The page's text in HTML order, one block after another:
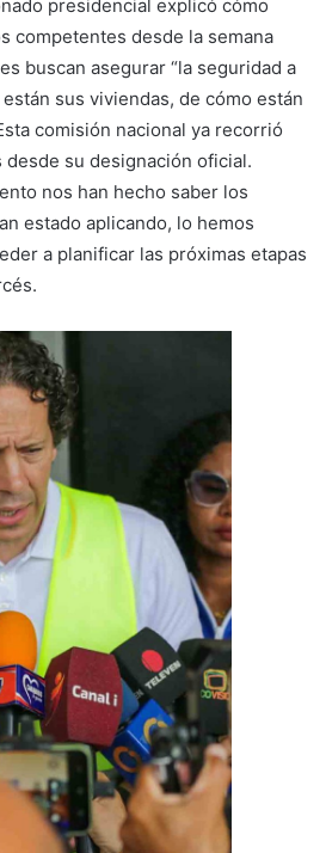
presidencial explicó cómo
competentes desde la semana
buscan asegurar “la seguridad a
sus viviendas, de cómo están
comisión nacional ya recorrió
su designación oficial.
nos han hecho saber los
estado aplicando, lo hemos
a planificar las próximas etapas